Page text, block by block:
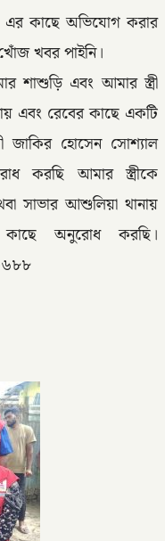
কাছে অভিযোগ করার
খবর পাইনি।
শাশুড়ি এবং আমার স্ত্রী
এবং রেবের কাছে একটি
জাকির হোসেন সোশ্যাল
করছি আমার স্ত্রীকে
সাভার আশুলিয়া থানায়
অনুরোধ করছি।